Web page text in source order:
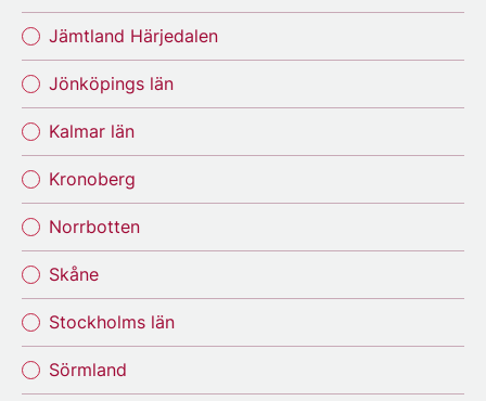
Jämtland Härjedalen
Jönköpings län
Kalmar län
Kronoberg
Norrbotten
Skåne
Stockholms län
Sörmland